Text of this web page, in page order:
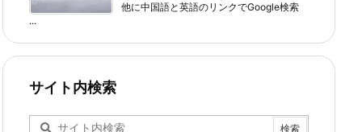
他に中国語と英語のリンクでGoogle検索
...
サイト内検索